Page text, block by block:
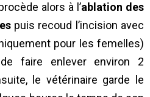
alors à l’ablation des
puis recoud l’incision avec
pour les femelles)
faire enlever environ 2
le vétérinaire garde le